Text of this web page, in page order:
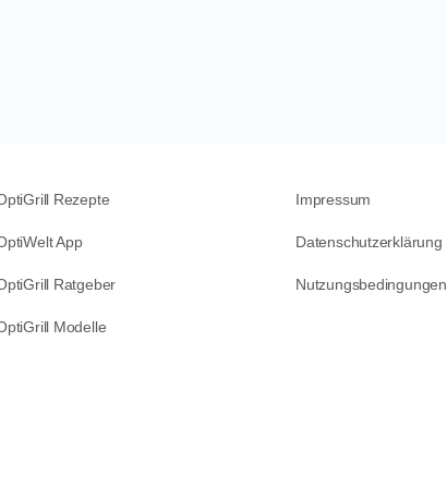
Rezepte
App
Ratgeber
Modelle
Impressum
Datenschutzerklärung
Nutzungsbedingungen